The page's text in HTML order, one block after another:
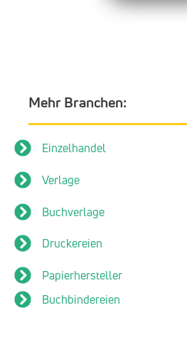
Mehr Branchen:
Einzelhandel
Verlage
Buchverlage
Druckereien
Papierhersteller
Buchbindereien